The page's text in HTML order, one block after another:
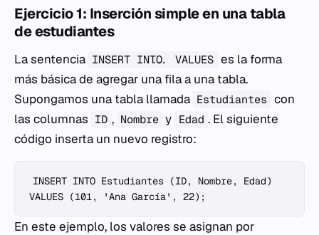
Ejercicio 1: Inserción simple en una tabla
de estudiantes
La sentencia INSERT INTO... VALUES es la forma
más básica de agregar una fila a una tabla.
Supongamos una tabla llamada Estudiantes con
las columnas ID , Nombre y Edad . El siguiente
código inserta un nuevo registro:
INSERT INTO Estudiantes (ID, Nombre, Edad)
En este ejemplo, los valores se asignan por